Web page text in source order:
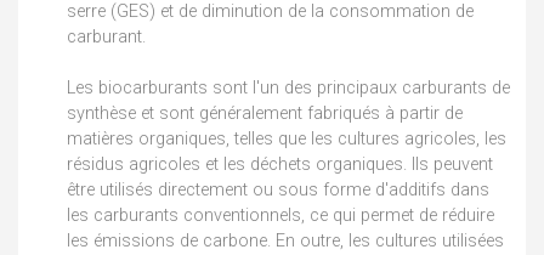
serre (GES) et de diminution de la consommation de
carburant.
Les biocarburants sont l'un des principaux carburants de
synthèse et sont généralement fabriqués à partir de
matières organiques, telles que les cultures agricoles, les
résidus agricoles et les déchets organiques. Ils peuvent
être utilisés directement ou sous forme d'additifs dans
les carburants conventionnels, ce qui permet de réduire
les émissions de carbone. En outre, les cultures utilisées